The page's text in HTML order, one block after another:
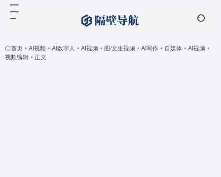
首页 • AI视频 • AI数字人 • AI视频 • 图/文生视频 • AI写作 • 自媒体 • AI视频 •
视频编辑 • 正文